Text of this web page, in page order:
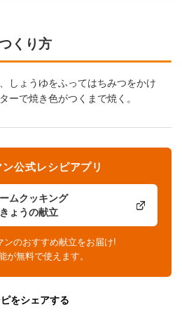
くり方
しょうゆをふってはちみつをかけ
ーで焼き色がつくまで焼く。
ムクッキング
きょうの献立
公式レシピアプリ
ンのおすすめ献立をお届け!
が無料で使えます。
をシェアする